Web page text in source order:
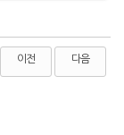
이전 다음